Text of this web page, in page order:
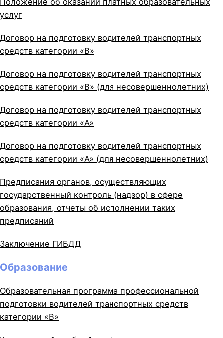
услуг
Договор на подготовку водителей транспортных
средств категории «В»
Договор на подготовку водителей транспортных
средств категории «В» (для несовершеннолетних)
Договор на подготовку водителей транспортных
средств категории «A»
Договор на подготовку водителей транспортных
средств категории «A» (для несовершеннолетних)
Предписания органов, осуществляющих
государственный контроль (надзор) в сфере
образования, отчеты об исполнении таких
предписаний
Заключение ГИБДД
Образование
Образовательная программа профессиональной
подготовки водителей транспортных средств
категории «B»